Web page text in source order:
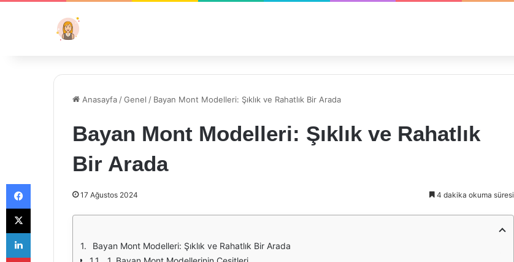
Anasayfa /Genel / Bayan Mont Modelleri: Şıklık ve Rahatlık Bir Arada
Bayan Mont Modelleri: Şıklık ve Rahatlık
Bir Arada
17 Ağustos 2024 4 dakika okuma süresi
Bayan Mont Modelleri: Şıklık ve Rahatlık Bir Arada
Facebook
X
LinkedIn
Pinterest